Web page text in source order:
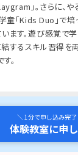
」。さらに、
童「Kids Duo」で
ます。遊び感覚で
結するスキル習得を
。
＼ 1分で申し込み完了
体験教室に申